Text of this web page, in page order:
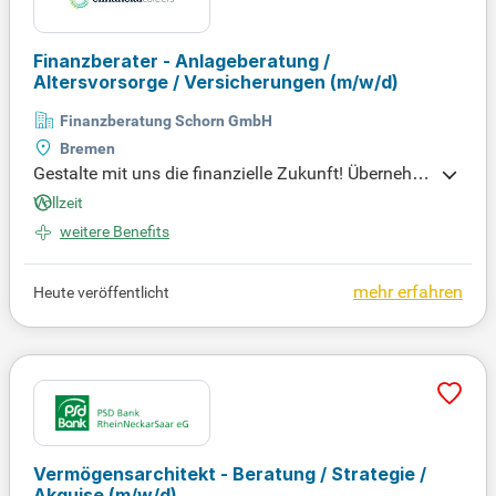
Finanzberater - Anlageberatung /
Altersvorsorge / Versicherungen (m/w/d)
Finanzberatung Schorn GmbH
Bremen
Gestalte mit uns die finanzielle Zukunft! Übernehm
e die Verantwortung für individuelle Finanzstrategi
en und ermögliche Menschen, ihre Ziele zu erreiche
n. Entdecke eine erfüllende Herausforderung und b
ewirb dich jetzt für die vollständige Stellenbeschrei
bung!
Vollzeit
weitere Benefits
mehr erfahren
Heute veröffentlicht
Vermögensarchitekt - Beratung / Strategie /